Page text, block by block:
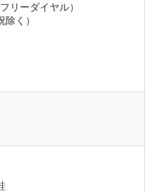
リーダイヤル）
除く）